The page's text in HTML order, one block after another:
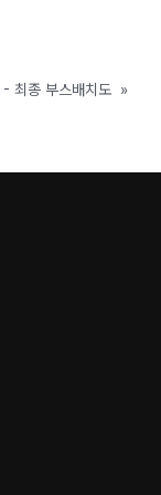
최종 부스배치도 »